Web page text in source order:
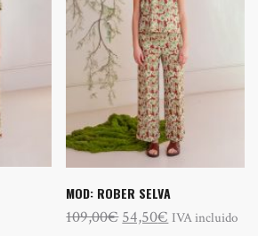
la
página
de
producto
MOD: ROBER SELVA
109,00€ El
54,50€ El
IVA incluido